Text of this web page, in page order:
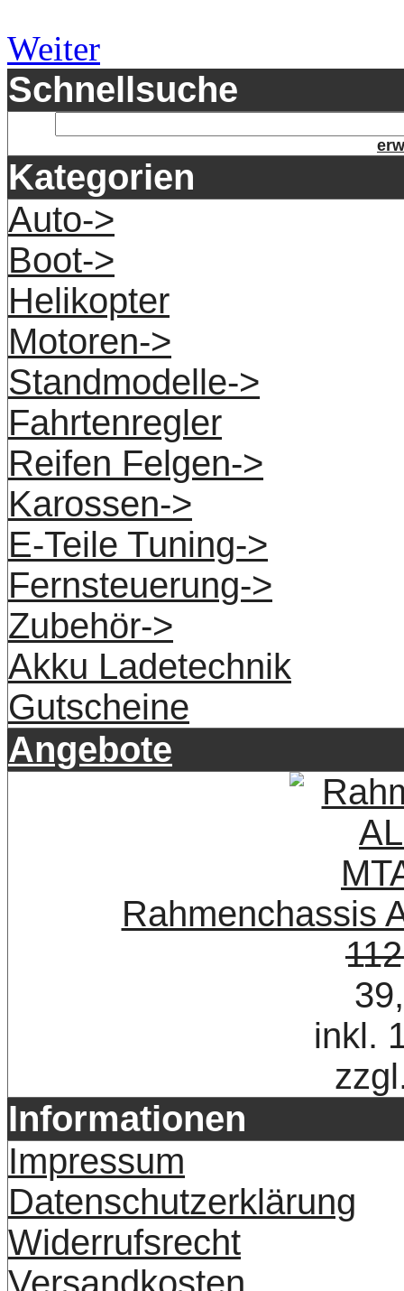
Weiter
Schnellsuche
Kategorien
Auto->
Boot->
Helikopter
Motoren->
Standmodelle->
Fahrtenregler
Reifen Felgen->
Karossen->
E-Teile Tuning->
Fernsteuerung->
Zubehör->
Akku Ladetechnik
Gutscheine
Angebote
Rahmenchassis
inkl.
Informationen
Impressum
Datenschutzerklärung
Widerrufsrecht
Versandkosten